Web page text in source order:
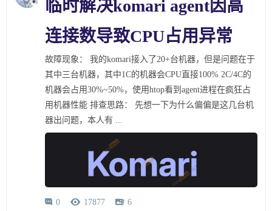
临时解决komari agent因高
连接数导致CPU占用异常
故障现象： 我的komari接入了20+台机器，但是问题在于
其中三台机器，其中1C的机器会CPU直接100% 2C/4C的
机器会占用30%~50%，使用htop看到agent进程在疯狂占
用机器性能 排查思路： 先想一下为什么偏偏是这几台机
器出问题，本人有 ...
 0  17877  6